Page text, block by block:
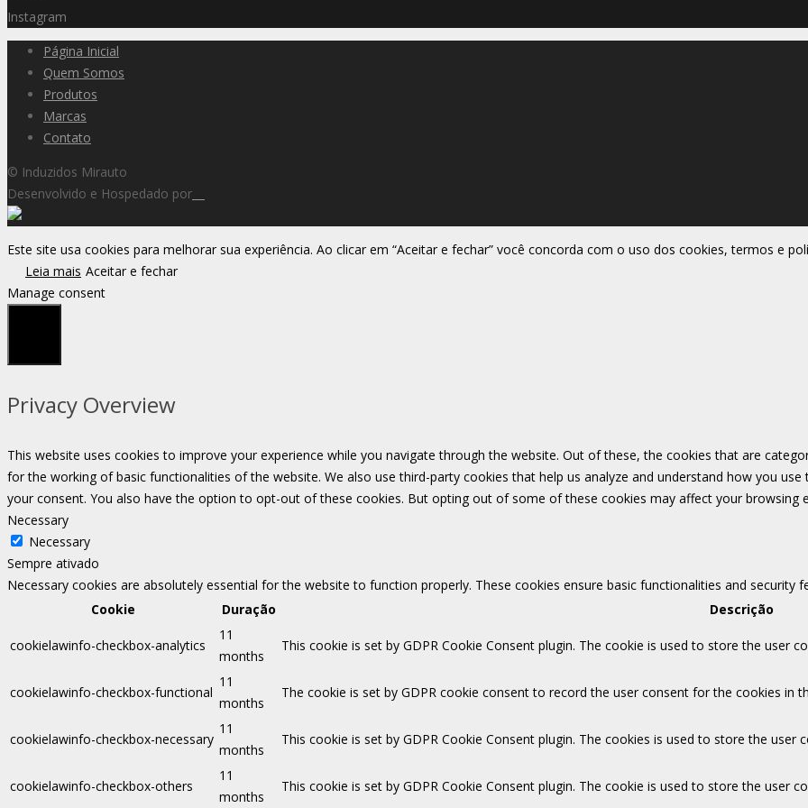
Instagram
Página Inicial
Quem Somos
Produtos
Marcas
Contato
© Induzidos Mirauto
Desenvolvido e Hospedado por
Este site usa cookies para melhorar sua experiência. Ao clicar em “Aceitar e fechar” você concorda com o uso dos cookies, termos e
Leia mais Aceitar e fechar
Manage consent
Privacy Overview
This website uses cookies to improve your experience while you navigate through the website. Out of these, the cookies that are
for the working of basic functionalities of the website. We also use third-party cookies that help us analyze and understand how you
your consent. You also have the option to opt-out of these cookies. But opting out of some of these cookies may affect your browsing
Necessary
Necessary
Sempre ativado
Necessary cookies are absolutely essential for the website to function properly. These cookies ensure basic functionalities and security
Cookie
Duração Descrição
cookielawinfo-checkbox-analytics
11
months
This cookie is set by GDPR Cookie Consent plugin. The cookie is used to store the user
cookielawinfo-checkbox-functional
11
months
The cookie is set by GDPR cookie consent to record the user consent for the cookies in
cookielawinfo-checkbox-necessary
11
months
This cookie is set by GDPR Cookie Consent plugin. The cookies is used to store the
cookielawinfo-checkbox-others
11
months
This cookie is set by GDPR Cookie Consent plugin. The cookie is used to store the user